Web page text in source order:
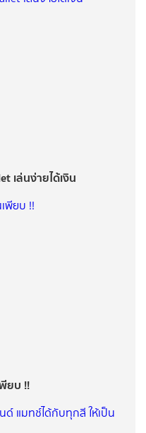
เล่นง่ายได้เงิน
ยบ !!